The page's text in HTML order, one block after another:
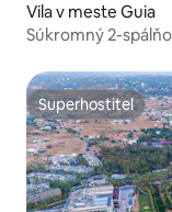
Vila v meste Guia
Súkromný 2-
Superhostiteľ
Superhostiteľ